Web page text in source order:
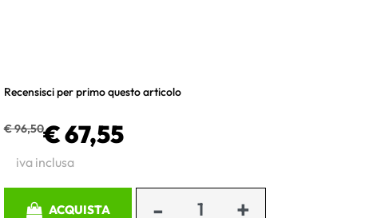
Recensisci per primo questo articolo
€ 96,50€ 67,55
iva inclusa
ACQUISTA